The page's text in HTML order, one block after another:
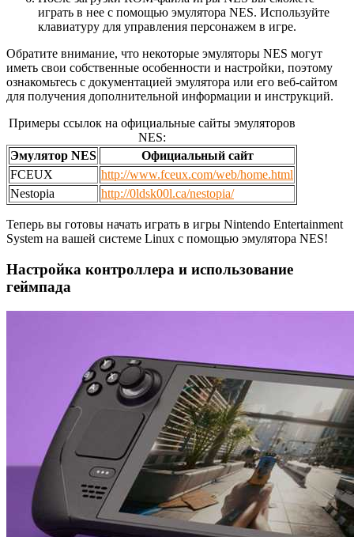
играть в нее с помощью эмулятора NES. Используйте
клавиатуру для управления персонажем в игре.
Обратите внимание, что некоторые эмуляторы NES могут
иметь свои собственные особенности и настройки, поэтому
ознакомьтесь с документацией эмулятора или его веб-сайтом
для получения дополнительной информации и инструкций.
Примеры ссылок на официальные сайты эмуляторов
NES:
Эмулятор NES
Официальный сайт
FCEUX
http://www.fceux.com/web/home.html
Nestopia
http://0ldsk00l.ca/nestopia/
Теперь вы готовы начать играть в игры Nintendo Entertainment
System на вашей системе Linux с помощью эмулятора NES!
Настройка контроллера и использование
геймпада